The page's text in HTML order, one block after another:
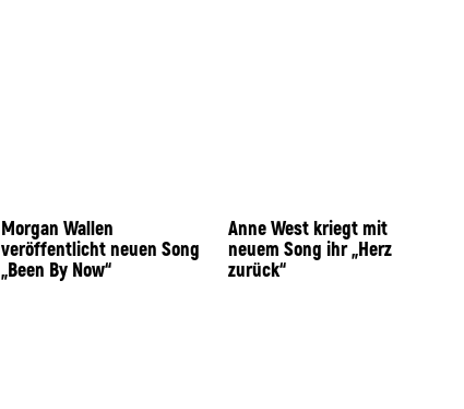
Morgan Wallen
veröffentlicht neuen Song
„Been By Now“
Anne West kriegt mit
neuem Song ihr „Herz
zurück“